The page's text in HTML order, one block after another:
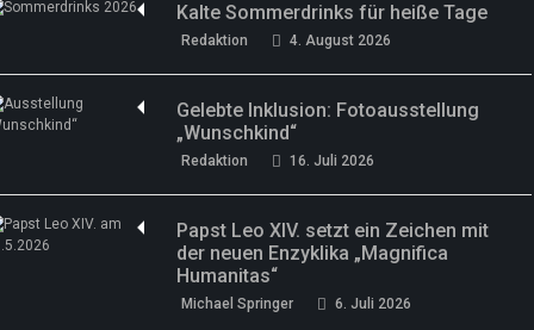
Kalte Sommerdrinks für heiße Tage
Redaktion 4. August 2026
Gelebte Inklusion: Fotoausstellung
„Wunschkind“
Redaktion 16. Juli 2026
Papst Leo XIV. setzt ein Zeichen mit
der neuen Enzyklika „Magnifica
Humanitas“
Michael Springer 6. Juli 2026